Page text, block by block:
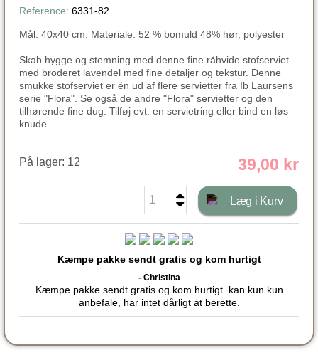
Reference: 6331-82
Mål: 40x40 cm. Materiale: 52 % bomuld 48% hør, polyester
Skab hygge og stemning med denne fine råhvide stofserviet
med broderet lavendel med fine detaljer og tekstur. Denne
smukke stofserviet er én ud af flere servietter fra Ib Laursens
serie "Flora". Se også de andre "Flora" servietter og den
tilhørende fine dug. Tilføj evt. en servietring eller bind en løs
knude.
På lager: 12 39,00 kr
Læg i Kurv
Kæmpe pakke sendt gratis og kom hurtigt
- Christina
Kæmpe pakke sendt gratis og kom hurtigt. kan kun kun
anbefale, har intet dårligt at berette.